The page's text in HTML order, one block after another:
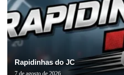
Rapidinhas do JC